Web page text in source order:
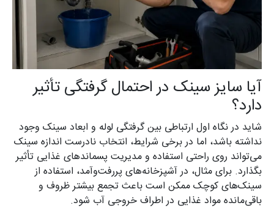
آیا سایز سینک در احتمال گرفتگی تأثیر
دارد؟
شاید در نگاه اول ارتباطی بین گرفتگی لوله و ابعاد سینک وجود
نداشته باشد، اما در برخی شرایط، انتخاب نادرست اندازه سینک
می‌تواند روی راحتی استفاده و مدیریت پسماندهای غذایی تأثیر
بگذارد. برای مثال، در آشپزخانه‌های پررفت‌وآمد، استفاده از
سینک‌های کوچک ممکن است باعث تجمع بیشتر ظروف و
باقی‌مانده مواد غذایی در اطراف خروجی آب شود.